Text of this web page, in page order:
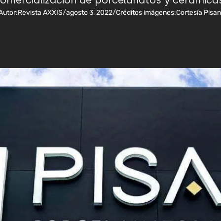
Revista AXXIS/agosto 3, 2022/Créditos imágenes:Cortesía